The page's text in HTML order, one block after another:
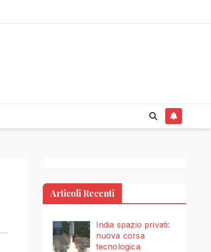
Articoli Recenti
India spazio privati:
nuova corsa
tecnologica